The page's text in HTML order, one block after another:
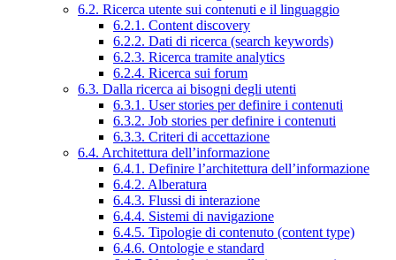
6.2. Ricerca utente sui contenuti e il linguaggio
6.2.1. Content discovery
6.2.2. Dati di ricerca (search keywords)
6.2.3. Ricerca tramite analytics
6.2.4. Ricerca sui forum
6.3. Dalla ricerca ai bisogni degli utenti
6.3.1. User stories per definire i contenuti
6.3.2. Job stories per definire i contenuti
6.3.3. Criteri di accettazione
6.4. Architettura dell’informazione
6.4.1. Definire l’architettura dell’informazione
6.4.2. Alberatura
6.4.3. Flussi di interazione
6.4.4. Sistemi di navigazione
6.4.5. Tipologie di contenuto (content type)
6.4.6. Ontologie e standard